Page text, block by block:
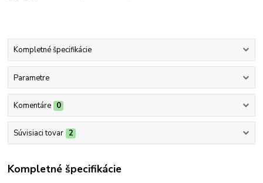
Kompletné špecifikácie
Parametre
Komentáre 0
Súvisiaci tovar 2
Kompletné špecifikácie